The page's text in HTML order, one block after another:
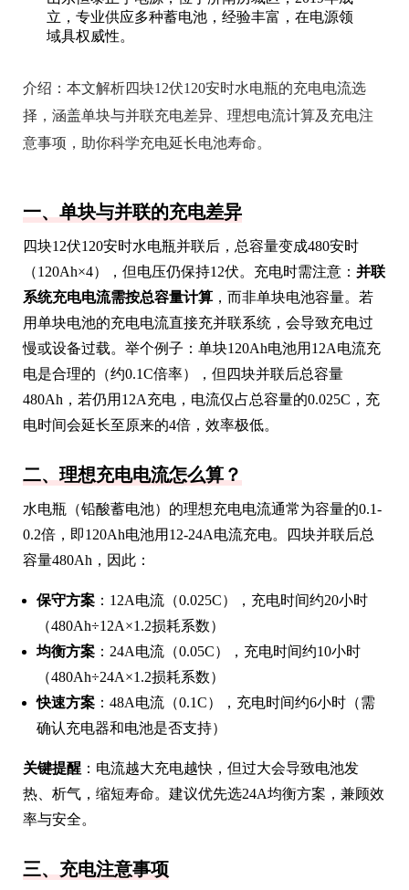
立，专业供应多种蓄电池，经验丰富，在电源领
域具权威性。
介绍： 本文解析四块12伏120安时水电瓶的充电电流选
择，涵盖单块与并联充电差异、理想电流计算及充电注
意事项，助你科学充电延长电池寿命。
一、单块与并联的充电差异
四块12伏120安时水电瓶并联后，总容量变成480安时
（120Ah×4），但电压仍保持12伏。充电时需注意： 并联
系统充电电流需按总容量计算 ，而非单块电池容量。若
用单块电池的充电电流直接充并联系统，会导致充电过
慢或设备过载。举个例子：单块120Ah电池用12A电流充
电是合理的（约0.1C倍率），但四块并联后总容量
480Ah，若仍用12A充电，电流仅占总容量的0.025C，充
电时间会延长至原来的4倍，效率极低。
二、理想充电电流怎么算？
水电瓶（铅酸蓄电池）的理想充电电流通常为容量的0.1-
0.2倍，即120Ah电池用12-24A电流充电。四块并联后总
容量480Ah，因此：
保守方案 ：12A电流（0.025C），充电时间约20小时
（480Ah÷12A×1.2损耗系数）
均衡方案 ：24A电流（0.05C），充电时间约10小时
（480Ah÷24A×1.2损耗系数）
快速方案 ：48A电流（0.1C），充电时间约6小时（需
确认充电器和电池是否支持）
关键提醒 ：电流越大充电越快，但过大会导致电池发
热、析气，缩短寿命。建议优先选24A均衡方案，兼顾效
率与安全。
三、充电注意事项